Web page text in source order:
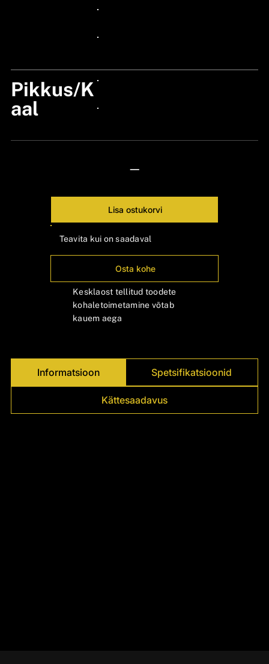
Pikkus/K
aal
—
Lisa ostukorvi
Teavita kui on saadaval
Osta kohe
Kesklaost tellitud toodete
kohaletoimetamine võtab
kauem aega
Informatsioon Spetsifikatsioonid
Kättesaadavus